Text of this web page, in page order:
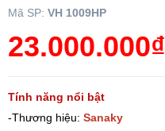
Mã SP: VH 1009HP
23.000.000₫
Tính năng nổi bật
-Thương hiệu: Sanaky